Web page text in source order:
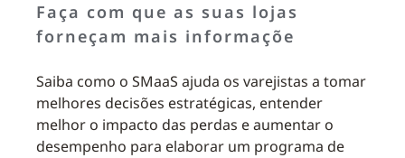
Faça com que as suas lojas
forneçam mais informaçõe
Saiba como o SMaaS ajuda os varejistas a tomar
melhores decisões estratégicas, entender
melhor o impacto das perdas e aumentar o
desempenho para elaborar um programa de